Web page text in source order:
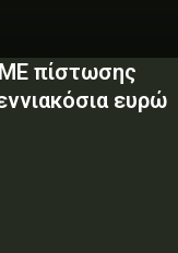
πίστωσης
ευρώ